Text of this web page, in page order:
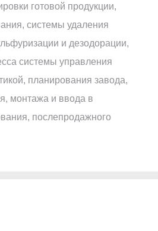
готовой продукции,
системы удаления
и дезодорации,
системы управления
планирования завода,
монтажа и ввода в
послепродажного